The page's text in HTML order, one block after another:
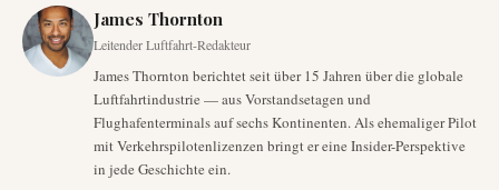
James Thornton
Leitender Luftfahrt-Redakteur
James Thornton berichtet seit über 15 Jahren über die globale
Luftfahrtindustrie — aus Vorstandsetagen und
Flughafenterminals auf sechs Kontinenten. Als ehemaliger Pilot
mit Verkehrspilotenlizenzen bringt er eine Insider-Perspektive
in jede Geschichte ein.